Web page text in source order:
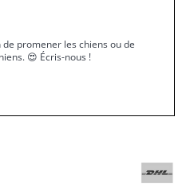
promener les chiens ou de
😍 Écris-nous !